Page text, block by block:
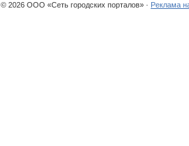
© 2026 ООО «Сеть городских порталов» · Реклама